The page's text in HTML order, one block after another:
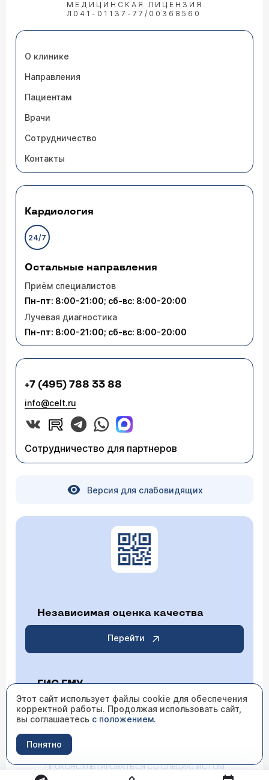
МЕДИЦИНСКАЯ ЛИЦЕНЗИЯ
Л041-01137-77/00368560
О клинике
Направления
Пациентам
Врачи
Сотрудничество
Контакты
Кардиология
24/7
Остальные направления
Приём специалистов
Пн-пт: 8:00-21:00; сб-вс: 8:00-20:00
Лучевая диагностика
Пн-пт: 8:00-21:00; сб-вс: 8:00-20:00
+7 (495) 788 33 88
info@celt.ru
Сотрудничество для партнеров
Версия для слабовидящих
Независимая оценка качества
Перейти
ГИС ГМУ
Перейти
ИМЕЮТСЯ ПРОТИВОПОКАЗАНИЯ НЕОБХОДИМО
ПРОКОНСУЛЬТИРОВАТЬСЯ СО СПЕЦИАЛИСТОМ
Этот сайт использует файлы cookie для обеспечения
корректной работы. Продолжая использовать сайт,
вы соглашаетесь с положением.
Понятно